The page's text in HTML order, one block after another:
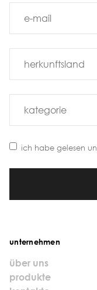
ich habe gelesen
unternehmen
über uns
produkte